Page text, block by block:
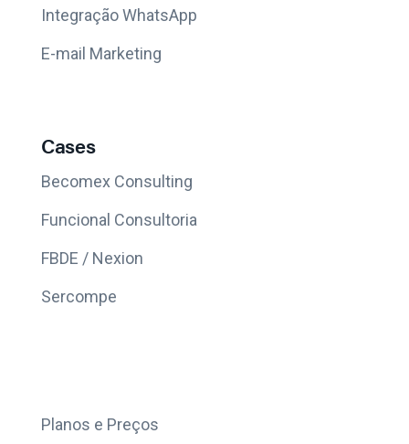
Integração WhatsApp
E-mail Marketing
Cases
Becomex Consulting
Funcional Consultoria
FBDE / Nexion
Sercompe
Planos e Preços